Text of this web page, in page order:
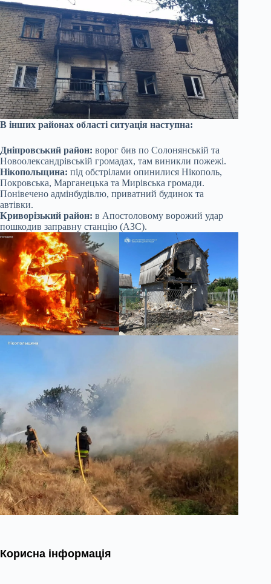
В інших районах області ситуація наступна:
Дніпровський район: ворог бив по Солонянській та
Новоолександрівській громадах, там виникли пожежі.
Нікопольщина: під обстрілами опинилися Нікополь,
Покровська, Марганецька та Мирівська громади.
Понівечено адмінбудівлю, приватний будинок та
автівки.
Криворізький район: в Апостоловому ворожий удар
пошкодив заправну станцію (АЗС).
Корисна інформація